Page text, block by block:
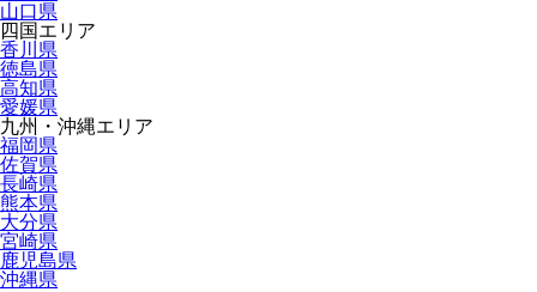
山口県
四国エリア
香川県
徳島県
高知県
愛媛県
九州・沖縄エリア
福岡県
佐賀県
長崎県
熊本県
大分県
宮崎県
鹿児島県
沖縄県